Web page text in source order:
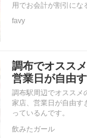
用でお会計が割引にな
favy
調布でオスス
営業日が自由
調布駅周辺でオススメ
家店、営業日が自由す
っているんです。
飲みたガール